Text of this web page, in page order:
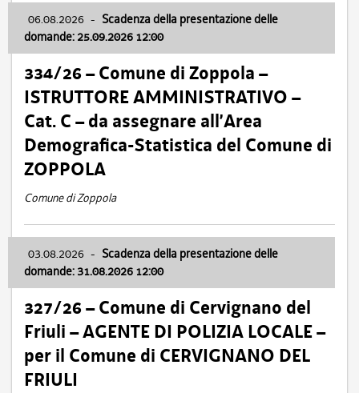
06.08.2026 - Scadenza della presentazione delle
domande: 25.09.2026 12:00
334/26 – Comune di Zoppola –
ISTRUTTORE AMMINISTRATIVO –
Cat. C – da assegnare all’Area
Demografica-Statistica del Comune di
ZOPPOLA
Comune di Zoppola
03.08.2026 - Scadenza della presentazione delle
domande: 31.08.2026 12:00
327/26 – Comune di Cervignano del
Friuli – AGENTE DI POLIZIA LOCALE –
per il Comune di CERVIGNANO DEL
FRIULI